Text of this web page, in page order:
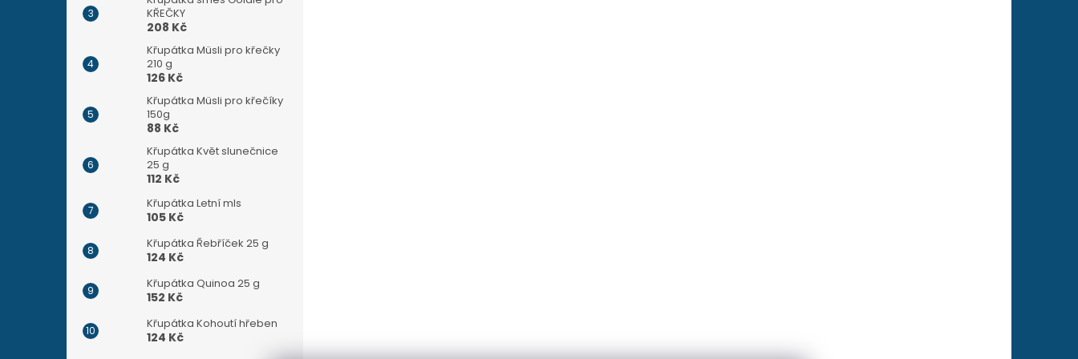
KŘEČKY
208 Kč
Křupátka Müsli pro křečky
210 g
126 Kč
Křupátka Müsli pro křečíky
150g
88 Kč
Křupátka Květ slunečnice
25 g
112 Kč
Křupátka Letní mls
105 Kč
Křupátka Řebříček 25 g
124 Kč
Křupátka Quinoa 25 g
152 Kč
Křupátka Kohoutí hřeben
124 Kč